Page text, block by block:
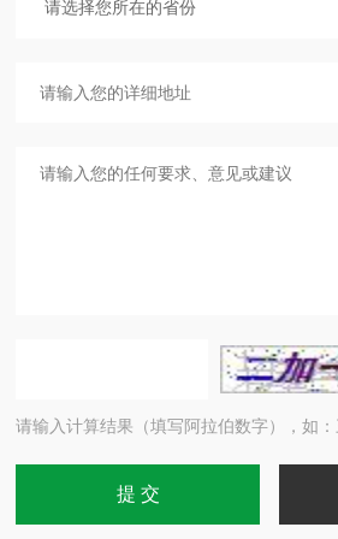
请输入计算结果（填写阿拉伯数字），如